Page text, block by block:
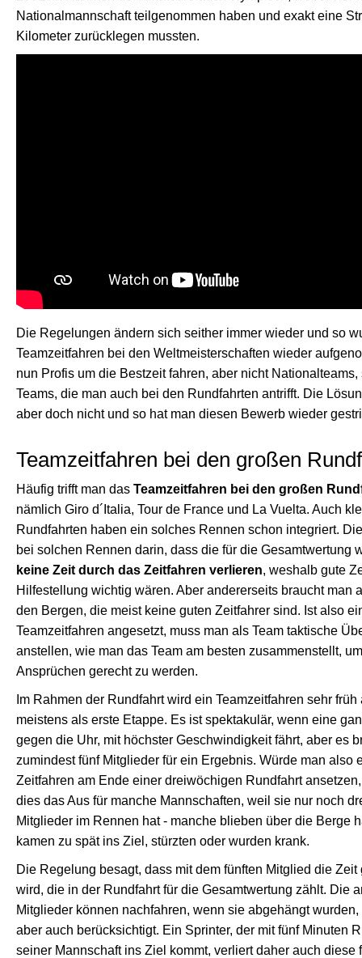
Nationalmannschaft teilgenommen haben und exakt eine
Kilometer zurücklegen mussten.
Die Regelungen ändern sich seither immer wieder und so
Teamzeitfahren bei den Weltmeisterschaften wieder
nun Profis um die Bestzeit fahren, aber nicht
Teams, die man auch bei den Rundfahrten antrifft. Die
aber doch nicht und so hat man diesen Bewerb wieder
Teamzeitfahren bei den großen
Häufig trifft man das Teamzeitfahren bei den großen
nämlich Giro d´Italia, Tour de France und La Vuelta. Auch
Rundfahrten haben ein solches Rennen schon integriert.
bei solchen Rennen darin, dass die für die Gesamtwertung
keine Zeit durch das Zeitfahren verlieren, weshalb gute
Hilfestellung wichtig wären. Aber andererseits braucht man
den Bergen, die meist keine guten Zeitfahrer sind. Ist also
Teamzeitfahren angesetzt, muss man als Team taktische
anstellen, wie man das Team am besten zusammenstellt,
Ansprüchen gerecht zu werden.
Im Rahmen der Rundfahrt wird ein Teamzeitfahren sehr früh
meistens als erste Etappe. Es ist spektakulär, wenn eine
gegen die Uhr, mit höchster Geschwindigkeit fährt, aber es
zumindest fünf Mitglieder für ein Ergebnis. Würde man also
Zeitfahren am Ende einer dreiwöchigen Rundfahrt
dies das Aus für manche Mannschaften, weil sie nur noch
Mitglieder im Rennen hat - manche blieben über die Berge
kamen zu spät ins Ziel, stürzten oder wurden krank.
Die Regelung besagt, dass mit dem fünften Mitglied die Zeit
wird, die in der Rundfahrt für die Gesamtwertung zählt. Die
Mitglieder können nachfahren, wenn sie abgehängt
aber auch berücksichtigt. Ein Sprinter, der mit fünf Minuten
seiner Mannschaft ins Ziel kommt, verliert daher auch diese